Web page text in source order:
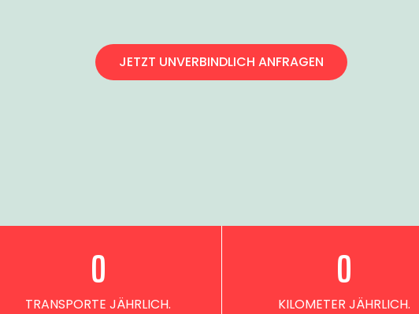
JETZT UNVERBINDLICH ANFRAGEN
TRANSPORTE JÄHRLICH.
0
KILOMETER JÄHRLICH.
0